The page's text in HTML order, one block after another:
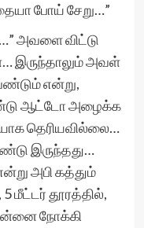
போய் சேறு…”
அவளை விட்டு
இருந்தாலும் அவள்
என்று,
ஆட்டோ அழைக்க
தெரியவில்லை…
இருந்தது…
அபி கத்தும்
மீட்டர் தூரத்தில்,
நோக்கி